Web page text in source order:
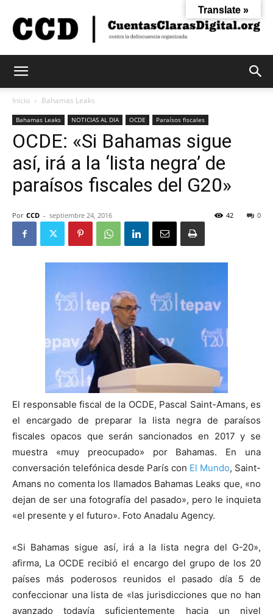
Claras
Digital
Inicio Bahamas Leaks
Bahamas Leaks NOTICIAS AL DIA OCDE Paraísos fiscales
OCDE: «Si Bahamas sigue
así, irá a la ‘lista negra’ de
paraísos fiscales del G20»
Por CCD - septiembre 24, 2016 0
42
El responsable fiscal de la OCDE, Pascal Saint-Amans, es
el encargado de preparar la lista negra de paraísos
fiscales opacos que serán sancionados en 2017 y se
muestra «muy preocupado» por Bahamas. En una
conversación telefónica desde París con El Mundo, Saint-
Amans no comenta los llamados Bahamas Leaks que, «no
dejan de ser una fotografía del pasado», pero le inquieta
«el presente y el futuro». Foto Anadalu Agency.
«Si Bahamas sigue así, irá a la lista negra del G-20»,
afirma, La OCDE recibió el encargo del grupo de los 20
países más poderosos reunidos el pasado día 5 de
confeccionar una lista de «las jurisdicciones que no han
avanzado todavía suficientemente hacia un nivel
Translate »